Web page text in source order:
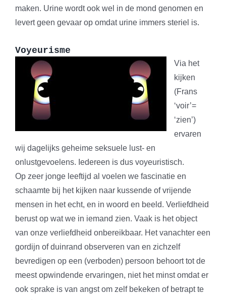
maken. Urine wordt ook wel in de mond genomen en
levert geen gevaar op omdat urine immers steriel is.
Voyeurisme
Via het
kijken
(Frans
‘voir’=
‘zien’)
ervaren
wij dagelijks geheime seksuele lust- en
onlustgevoelens. Iedereen is dus voyeuristisch.
Op zeer jonge leeftijd al voelen we fascinatie en
schaamte bij het kijken naar kussende of vrijende
mensen in het echt, en in woord en beeld. Verliefdheid
berust op wat we in iemand zien. Vaak is het object
van onze verliefdheid onbereikbaar. Het vanachter een
gordijn of duinrand observeren van en zichzelf
bevredigen op een (verboden) persoon behoort tot de
meest opwindende ervaringen, niet het minst omdat er
ook sprake is van angst om zelf bekeken of betrapt te